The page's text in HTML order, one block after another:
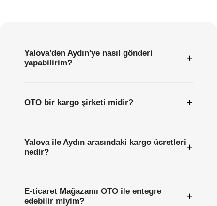
Yalova'den Aydın'ye nasıl gönderi
yapabilirim?
+
OTO bir kargo şirketi midir? +
Yalova ile Aydın arasındaki kargo ücretleri
nedir?
+
E-ticaret Mağazamı OTO ile entegre
edebilir miyim?
+